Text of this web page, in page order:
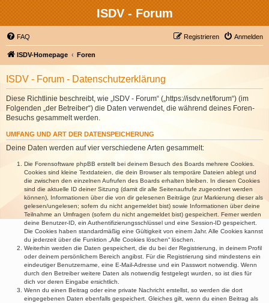
ISDV - Forum
FAQ Anmelden
Registrieren
ISDV-Homepage Foren
ISDV - Forum - Datenschutzerklärung
Diese Richtlinie beschreibt, wie „ISDV - Forum“ („https://isdv.net/forum“) (im
Folgenden „der Betreiber“) die Daten verwendet, die während deines Foren-
Besuchs gesammelt werden.
UMFANG UND ART DER DATENSPEICHERUNG
Deine Daten werden auf vier verschiedene Arten gesammelt:
Die Forensoftware phpBB erstellt bei deinem Besuch des Boards mehrere Cookies.
Cookies sind kleine Textdateien, die dein Browser als temporäre Dateien ablegt und
die zwischen den einzelnen Aufrufen des Boards erhalten bleiben. In diesen Cookies
sind die aktuelle ID deiner Sitzung (damit dir alle Seitenaufrufe zugeordnet werden
können), Informationen über die von dir gelesenen Beiträge (zur Markierung dieser als
gelesen/ungelesen; sofern du nicht angemeldet bist) sowie Informationen über deine
Teilnahme an Umfragen (sofern du nicht angemeldet bist) gespeichert. Ferner werden
deine Benutzer-ID, ein Authentifizierungsschlüssel und eine Session-ID gespeichert.
Die Cookies haben standardmäßig eine Gültigkeit von einem Jahr. Alle Cookies kannst
du jederzeit über die Funktion „Alle Cookies löschen“ löschen.
Weiterhin werden die Daten gespeichert, die du bei der Registrierung, in deinem Profil
oder deinem persönlichem Bereich angibst. Für die Registrierung sind mindestens ein
eindeutiger Benutzername, eine E-Mail-Adresse und ein Passwort notwendig. Wenn
durch den Betreiber weitere Daten als notwendig festgelegt wurden, so ist dies für
dich vor deren Eingabe ersichtlich.
Wenn du einen Beitrag oder eine private Nachricht erstellst, so werden die dort
eingegebenen Daten ebenfalls gespeichert. Gleiches gilt, wenn du einen Beitrag als